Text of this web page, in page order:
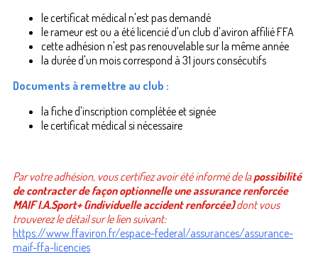
le certificat médical n'est pas demandé
le rameur est ou a été licencié d'un club d'aviron affilié FFA
cette adhésion n'est pas renouvelable sur la même année
la durée d'un mois correspond à 31 jours consécutifs
Documents à remettre au club :
la fiche d'inscription complétée et signée
le certificat médical si nécessaire
Par votre adhésion, vous certifiez avoir été informé de lapossibilité
de contracter de façon optionnelle une assurance renforcée
MAIF I.A.Sport+ (individuelle accident renforcée)dont vous
trouverez le détail sur le lien suivant:
https://www.ffaviron.fr/espace-federal/assurances/assurance-
maif-ffa-licencies